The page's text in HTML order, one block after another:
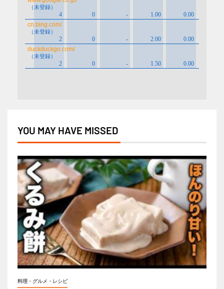
YOU MAY HAVE MISSED
料理・グルメ・レシピ